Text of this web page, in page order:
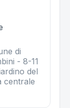
di
- 8-11
del
centrale